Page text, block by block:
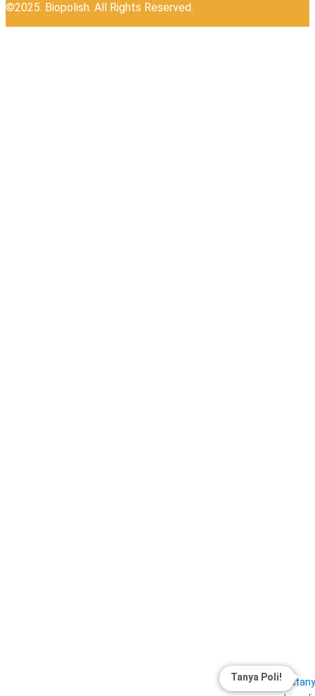
©2025. Biopolish. All Rights Reserved.
Tanya Poli!